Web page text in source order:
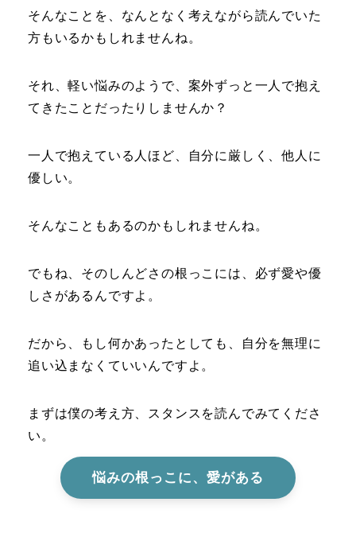
そんなことを、なんとなく考えながら読んでいた
方もいるかもしれませんね。
それ、軽い悩みのようで、案外ずっと一人で抱え
てきたことだったりしませんか？
一人で抱えている人ほど、自分に厳しく、他人に
優しい。
そんなこともあるのかもしれませんね。
でもね、そのしんどさの根っこには、必ず愛や優
しさがあるんですよ。
だから、もし何かあったとしても、自分を無理に
追い込まなくていいんですよ。
まずは僕の考え方、スタンスを読んでみてくださ
い。
悩みの根っこに、愛がある